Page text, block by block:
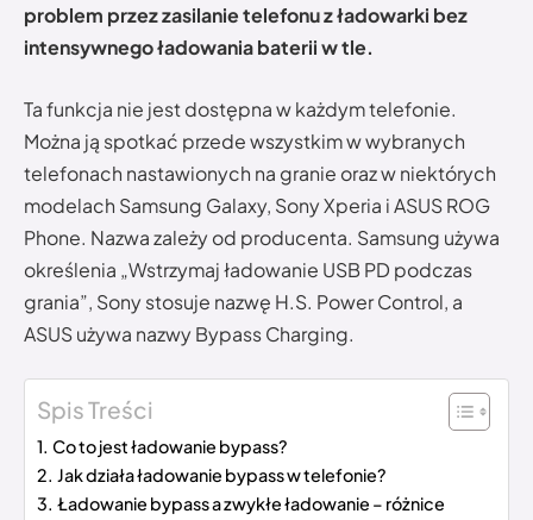
problem przez zasilanie telefonu z ładowarki bez
intensywnego ładowania baterii w tle.
Ta funkcja nie jest dostępna w każdym telefonie.
Można ją spotkać przede wszystkim w wybranych
telefonach nastawionych na granie oraz w niektórych
modelach Samsung Galaxy, Sony Xperia i ASUS ROG
Phone. Nazwa zależy od producenta. Samsung używa
określenia „Wstrzymaj ładowanie USB PD podczas
grania”, Sony stosuje nazwę H.S. Power Control, a
ASUS używa nazwy Bypass Charging.
Spis Treści
Co to jest ładowanie bypass?
Jak działa ładowanie bypass w telefonie?
Ładowanie bypass a zwykłe ładowanie – różnice